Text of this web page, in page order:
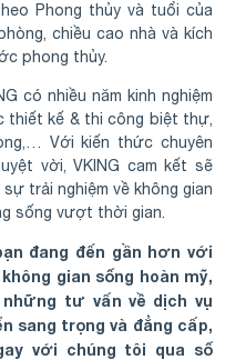
Phong thủy và tuổi của
chiều cao nhà và kích
phong thủy.
có nhiều năm kinh nghiệm
thiết kế & thi công biệt thự,
Với kiến thức chuyên
vời, VKING cam kết sẽ
trải nghiệm về không gian
sống vượt thời gian.
đang đến gần hơn với
gian sống hoàn mỹ,
tư vấn về dịch vụ
sang trọng và đẳng cấp,
với chúng tôi qua số